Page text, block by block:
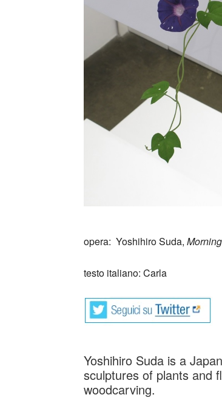
opera: Yoshihiro Suda,
testo italiano: Carla
Yoshihiro Suda is a
sculptures of plants and
woodcarving.